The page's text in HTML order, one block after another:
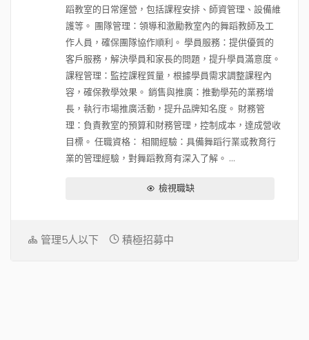
蹈教室的日常運營，包括課程安排、師資管理、設備維
護等。 團隊管理：領導和激勵教室內的舞蹈教師及工
作人員，確保團隊協作順利。 學員服務：提供優質的
客戶服務，解決學員和家長的問題，提升學員滿意度。
課程管理：監控課程質量，根據學員需求調整課程內
容，確保教學效果。 銷售與推廣：推動學苑的業務增
長，執行市場推廣活動，提升品牌知名度。 財務管
理：負責教室的預算和財務管理，控制成本，達成營收
目標。 任職資格： 相關經驗：具備舞蹈行業或教育行
業的管理經驗，對舞蹈教育有深入了解。 ...
檢視職缺
管理5人以下 積極招募中